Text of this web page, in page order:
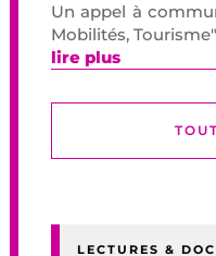
Un appel à
Mobilités,
lire plus
LECTURES &